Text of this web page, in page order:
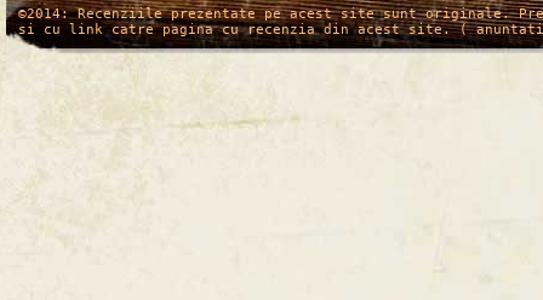
/* */
©2014: Recenziile prezentate pe acest site sunt originale.
si cu link catre pagina cu recenzia din acest site. (